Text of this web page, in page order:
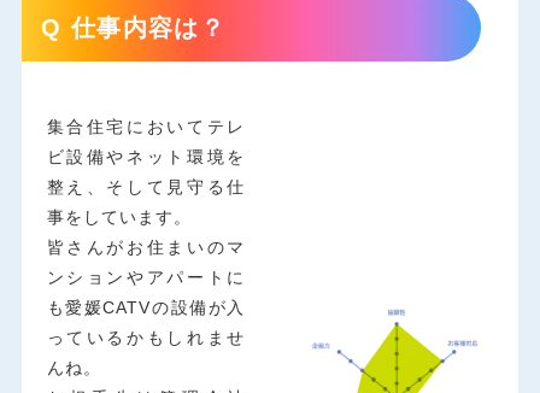
Q 仕事内容は？
集合住宅においてテレ
ビ設備やネット環境を
整え、そして見守る仕
事をしています。
皆さんがお住まいのマ
ンションやアパートに
も愛媛CATVの設備が入
っているかもしれませ
んね。